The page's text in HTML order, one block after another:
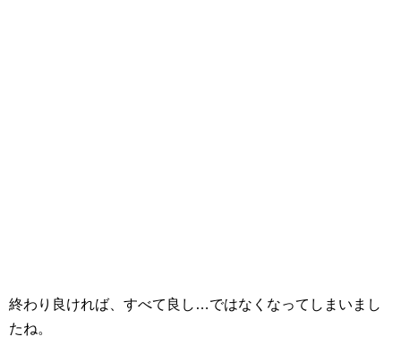
終わり良ければ、すべて良し…ではなくなってしまいまし
たね。